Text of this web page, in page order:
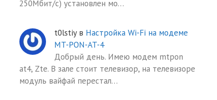
250Мбит/с) установлен мо…
t0lstiy в Настройка Wi-Fi на модеме
MT-PON-AT-4
Добрый день. Имею модем mtpon
at4, Zte. В зале стоит телевизор, на телевизоре
модуль вайфай перестал…